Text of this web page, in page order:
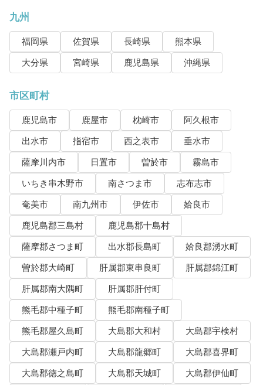
九州
福岡県 佐賀県 長崎県
熊本県
大分県
宮崎県 鹿児島県 沖縄県
市区町村
鹿児島市 鹿屋市 枕崎市
阿久根市
出水市
指宿市 西之表市
垂水市
薩摩川内市
日置市 曽於市
霧島市
いちき串木野市
南さつま市
志布志市
奄美市
南九州市 伊佐市
姶良市
鹿児島郡三島村
鹿児島郡十島村
薩摩郡さつま町
出水郡長島町
姶良郡湧水町
曽於郡大崎町
肝属郡東串良町
肝属郡錦江町
肝属郡南大隅町
肝属郡肝付町
熊毛郡中種子町
熊毛郡南種子町
熊毛郡屋久島町
大島郡大和村
大島郡宇検村
大島郡瀬戸内町
大島郡龍郷町
大島郡喜界町
大島郡徳之島町
大島郡天城町
大島郡伊仙町